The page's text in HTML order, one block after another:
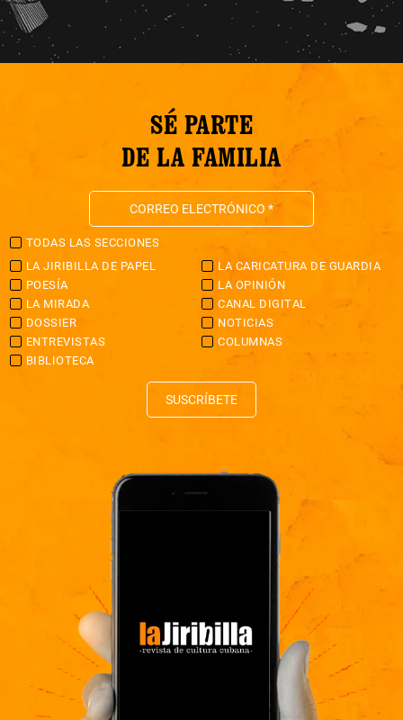
SÉ PARTE
DE LA FAMILIA
TODAS LAS SECCIONES
LA JIRIBILLA DE PAPEL
LA CARICATURA DE GUARDIA
POESÍA
LA OPINIÓN
LA MIRADA
CANAL DIGITAL
DOSSIER
NOTICIAS
ENTREVISTAS
COLUMNAS
BIBLIOTECA
SUSCRÍBETE